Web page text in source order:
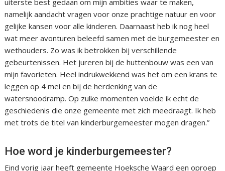
uiterste best gedaan om mijn ambities waar te maken,
namelijk aandacht vragen voor onze prachtige natuur en voor
gelijke kansen voor alle kinderen. Daarnaast heb ik nog heel
wat meer avonturen beleefd samen met de burgemeester en
wethouders. Zo was ik betrokken bij verschillende
gebeurtenissen. Het jureren bij de huttenbouw was een van
mijn favorieten. Heel indrukwekkend was het om een krans te
leggen op 4 mei en bij de herdenking van de
watersnoodramp. Op zulke momenten voelde ik echt de
geschiedenis die onze gemeente met zich meedraagt. Ik heb
met trots de titel van kinderburgemeester mogen dragen.”
Hoe word je kinderburgemeester?
Eind vorig jaar heeft gemeente Hoeksche Waard een oproep